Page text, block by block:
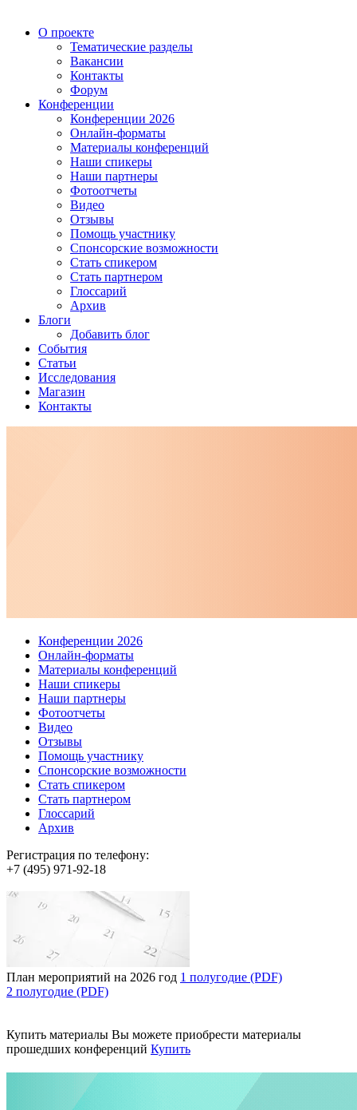
О проекте
Тематические разделы
Вакансии
Контакты
Форум
Конференции
Конференции 2026
Онлайн-форматы
Материалы конференций
Наши спикеры
Наши партнеры
Фотоотчеты
Видео
Отзывы
Помощь участнику
Спонсорские возможности
Стать спикером
Стать партнером
Глоссарий
Архив
Блоги
Добавить блог
События
Статьи
Исследования
Магазин
Контакты
Конференции 2026
Онлайн-форматы
Материалы конференций
Наши спикеры
Наши партнеры
Фотоотчеты
Видео
Отзывы
Помощь участнику
Спонсорские возможности
Стать спикером
Стать партнером
Глоссарий
Архив
Регистрация по телефону:
+7 (495) 971-92-18
План мероприятий на 2026 год 1 полугодие (PDF)
2 полугодие (PDF)
Купить материалы Вы можете приобрести материалы
прошедших конференций Купить